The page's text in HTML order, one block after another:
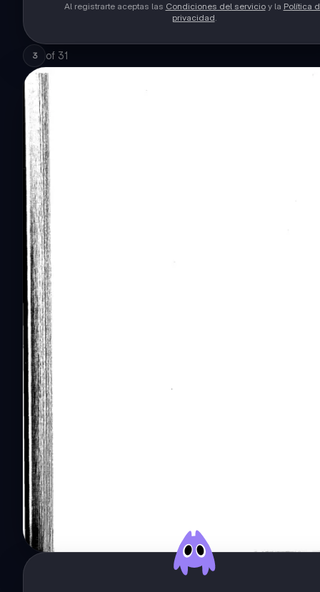
Al registrarte aceptas las Condiciones del servicioy la Política
privacidad.
3 of 31